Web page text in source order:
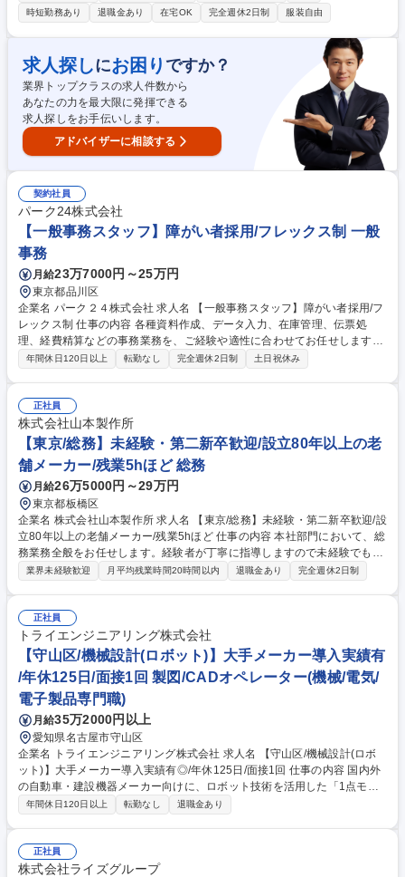
後の振り返り活動と次の新製品へFB 【募集背景】マルチパスウェイ・グ
ローバル展開の強みを活かした自部署だけでなく、会社組織の強化、将来
のアイシンを支えるトランスアクスル製品やインド等の日程旗振りを期待
しています。 募集職種 R01【生産管理】■パワートレイン領域の日程立
案・生準管理（安城市）
時短勤務あり
退職金あり 在宅OK 完全週休2日制 服装自由
求人探しにお困り ですか？
業界トップクラスの求人件数から
あなたの力を最大限に発揮できる
求人探しをお手伝いします。
アドバイザーに相談する
契約社員
パーク24株式会社
【一般事務スタッフ】障がい者採用/フレックス制 一般
事務
月給23万7000円～25万円
東京都品川区
企業名 パーク２４株式会社 求人名 【一般事務スタッフ】障がい者採用/フ
レックス制 仕事の内容 各種資料作成、データ入力、在庫管理、伝票処
理、経費精算などの事務業務を、ご経験や適性に合わせてお任せします。
障がい特性に配慮した柔軟な働き方が可能で、ワークライフバランスを重
管理、社有車等の車両管理、ファシリティ等の設備管理事務■経理：経費
精算、伝票処理、社内システムへの連携と計上処理■経営企画：月次数値
集計、予実管理、上程関連資料の管理とスケジュール調整などのアシスタ
ント業務■営業事務：提案資料作成、見積書作成、請求書処理、顧客問い
合わせ対応 募集職種 【一般事務スタッフ】障がい者採用/フレックス制
年間休日120日以上 転勤なし 完全週休2日制 土日祝休み
正社員
株式会社山本製作所
【東京/総務】未経験・第二新卒歓迎/設立80年以上の老
舗メーカー/残業5hほど 総務
月給26万5000円～29万円
東京都板橋区
企業名 株式会社山本製作所 求人名 【東京/総務】未経験・第二新卒歓迎/設
立80年以上の老舗メーカー/残業5hほど 仕事の内容 本社部門において、総
務業務全般をお任せします。経験者が丁寧に指導しますので未経験でも安
心してご応募ください。5年後、10年後の会社の将来を背負っていただけ
理 など 将来的には「購買業務」「株主総会関連業務の補助」など、徐々
に職域を拡大していただきます。 募集職種 【東京/総務】未経験・第二新
卒歓迎/設立80年以上の老舗メーカー/残業5hほど
業界未経験歓迎 月平均残業時間20時間以内 退職金あり 完全週休2日制
正社員
トライエンジニアリング株式会社
【守山区/機械設計(ロボット)】大手メーカー導入実績有
/年休125日/面接1回 製図/CADオペレーター(機械/電気/
電子製品専門職)
月給35万2000円以上
愛知県名古屋市守山区
企業名 トライエンジニアリング株式会社 求人名 【守山区/機械設計(ロボ
ット)】大手メーカー導入実績有◎/年休125日/面接1回 仕事の内容 国内外
の自動車・建設機器メーカー向けに、ロボット技術を活用した「1点モ
ノ」のオーダーメイド生産システムの仕様検討から構想・基本・詳細設計
備の企画、構想設計から、専用CAD（CATIA V5、AutoCAD）を使用した
詳細設計・図面作成 ■社内引継ぎ：組立・組付けを行う製造技術課や、制
年間休日120日以上 転勤なし 退職金あり
正社員
株式会社ライズグループ